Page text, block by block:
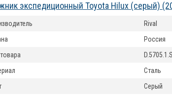
экспедиционный Toyota Hilux (серый)
Rival
Россия
D.5705.1.S
Сталь
Серый